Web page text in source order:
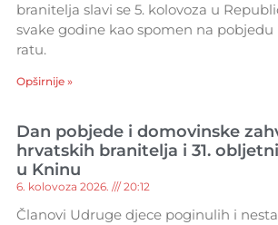
branitelja slavi se 5. kolovoza u
svake godine kao spomen na
ratu.
Opširnije »
Dan pobjede i domovinske
hrvatskih branitelja i 31.
u Kninu
6. kolovoza 2026. 20:12
Članovi Udruge djece poginulih i